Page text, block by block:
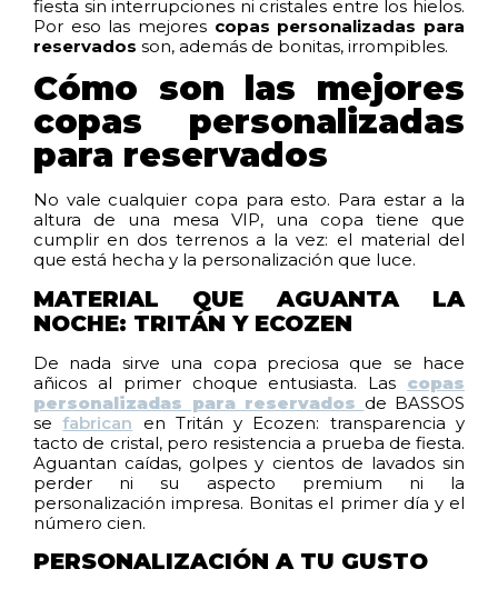
fiesta sin interrupciones ni cristales entre los hielos.
Por eso las mejores copas personalizadas para
reservados son, además de bonitas, irrompibles.
Cómo son las mejores
copas personalizadas
para reservados
No vale cualquier copa para esto. Para estar a la
altura de una mesa VIP, una copa tiene que
cumplir en dos terrenos a la vez: el material del
que está hecha y la personalización que luce.
MATERIAL QUE AGUANTA LA
NOCHE: TRITÁN Y ECOZEN
De nada sirve una copa preciosa que se hace
añicos al primer choque entusiasta. Las copas
personalizadas para reservados de BASSOS
sefabrican en Tritán y Ecozen: transparencia y
tacto de cristal, pero resistencia a prueba de fiesta.
Aguantan caídas, golpes y cientos de lavados sin
perder ni su aspecto premium ni la
personalización impresa. Bonitas el primer día y el
número cien.
PERSONALIZACIÓN A TU GUSTO